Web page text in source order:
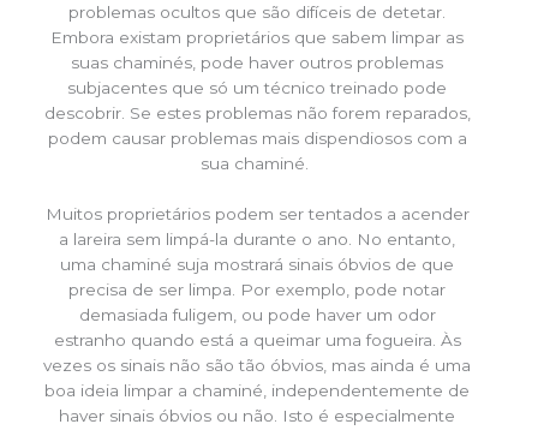
problemas ocultos que são difíceis de detetar.
Embora existam proprietários que sabem limpar as
suas chaminés, pode haver outros problemas
subjacentes que só um técnico treinado pode
descobrir. Se estes problemas não forem reparados,
podem causar problemas mais dispendiosos com a
sua chaminé.
Muitos proprietários podem ser tentados a acender
a lareira sem limpá-la durante o ano. No entanto,
uma chaminé suja mostrará sinais óbvios de que
precisa de ser limpa. Por exemplo, pode notar
demasiada fuligem, ou pode haver um odor
estranho quando está a queimar uma fogueira. Às
vezes os sinais não são tão óbvios, mas ainda é uma
boa ideia limpar a chaminé, independentemente de
haver sinais óbvios ou não. Isto é especialmente